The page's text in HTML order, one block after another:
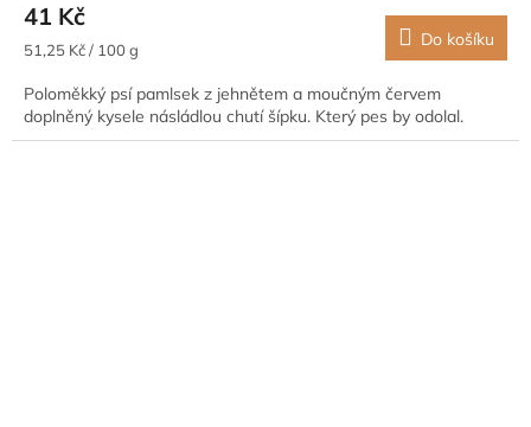
41 Kč
Měrná
51,25 Kč / 100 g Do košíku
Poloměkký psí pamlsek z jehnětem a moučným červem
doplněný kysele násládlou chutí šípku. Který pes by odolal.